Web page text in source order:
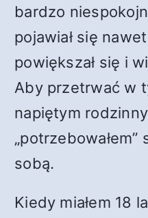
bardzo
pojawiał się
powiększał się i
Aby przetrwać w
napiętym
sobą.
Kiedy miałem 18